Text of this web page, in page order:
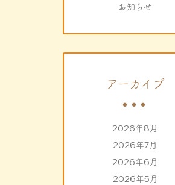
お知らせ
アーカイブ
2026年8月
2026年7月
2026年6月
2026年5月